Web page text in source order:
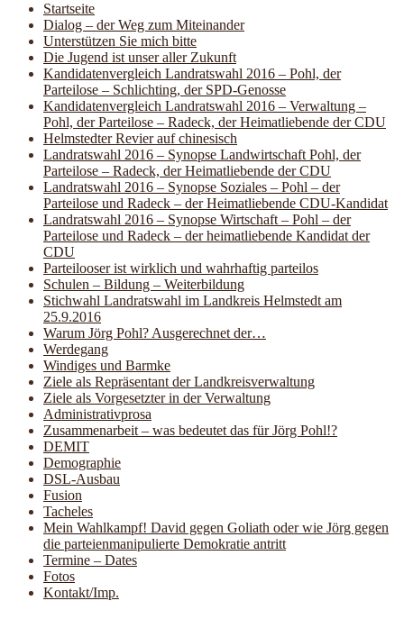
Startseite
Dialog – der Weg zum Miteinander
Unterstützen Sie mich bitte
Die Jugend ist unser aller Zukunft
Kandidatenvergleich Landratswahl 2016 – Pohl, der
Parteilose – Schlichting, der SPD-Genosse
Kandidatenvergleich Landratswahl 2016 – Verwaltung –
Pohl, der Parteilose – Radeck, der Heimatliebende der CDU
Helmstedter Revier auf chinesisch
Landratswahl 2016 – Synopse Landwirtschaft Pohl, der
Parteilose – Radeck, der Heimatliebende der CDU
Landratswahl 2016 – Synopse Soziales – Pohl – der
Parteilose und Radeck – der Heimatliebende CDU-Kandidat
Landratswahl 2016 – Synopse Wirtschaft – Pohl – der
Parteilose und Radeck – der heimatliebende Kandidat der
CDU
Parteilooser ist wirklich und wahrhaftig parteilos
Schulen – Bildung – Weiterbildung
Stichwahl Landratswahl im Landkreis Helmstedt am
25.9.2016
Warum Jörg Pohl? Ausgerechnet der…
Werdegang
Windiges und Barmke
Ziele als Repräsentant der Landkreisverwaltung
Ziele als Vorgesetzter in der Verwaltung
Administrativprosa
Zusammenarbeit – was bedeutet das für Jörg Pohl!?
DEMIT
Demographie
DSL-Ausbau
Fusion
Tacheles
Mein Wahlkampf! David gegen Goliath oder wie Jörg gegen
die parteienmanipulierte Demokratie antritt
Termine – Dates
Fotos
Kontakt/Imp.